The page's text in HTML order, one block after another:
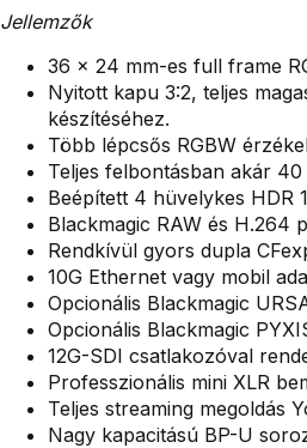
Jellemzők
36 x 24 mm-es full frame
Nyitott kapu 3:2, teljes
készítéséhez.
Több lépcsős RGBW
Teljes felbontásban akár
Beépített 4 hüvelykes HDR
Blackmagic RAW és H.264
Rendkívül gyors dupla
10G Ethernet vagy mobil
Opcionális Blackmagic
Opcionális Blackmagic
12G-SDI csatlakozóval
Professzionális mini XLR
Teljes streaming megoldás
Nagy kapacitású BP-U